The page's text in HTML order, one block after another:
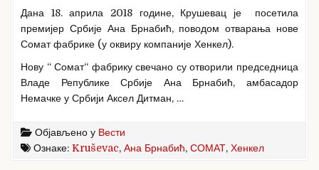
Дана 18. априла 2018 године, Крушевац је посетила
премијер Србије Ана Брнабић, поводом отварања нове
Сомат фабрике (у оквиру компаније Хенкел).
Нову “ Сомат“ фабрику свечано су отворили председница
Владе Републике Србије Ана Брнабић, амбасадор
Немачке у Србији Аксел Дитман, …
Објављено у Вести
Ознаке: Kruševac, Ана Брнабић, СОМАТ, Хенкел